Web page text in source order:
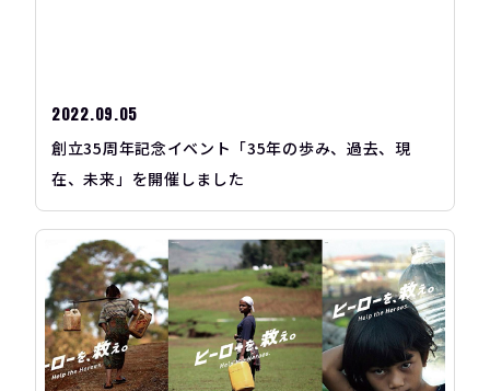
2022.09.05
創立35周年記念イベント「35年の歩み、過去、現
在、未来」を開催しました